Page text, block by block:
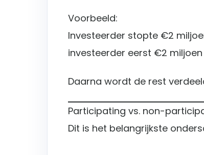
Voorbeeld:
Investeerder stopte €2
investeerder eerst €2
Daarna wordt de rest
Participating vs. non-
Dit is het belangrijkste